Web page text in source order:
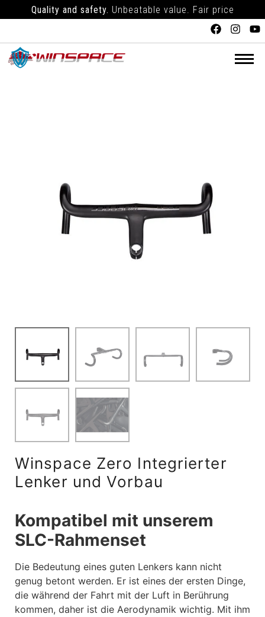
Quality and safety. Unbeatable value. Fair price
Winspace Zero Integrierter
Lenker und Vorbau
Kompatibel mit unserem
SLC-Rahmenset
Die Bedeutung eines guten Lenkers kann nicht
genug betont werden. Er ist eines der ersten Dinge,
die während der Fahrt mit der Luft in Berührung
kommen, daher ist die Aerodynamik wichtig. Mit ihm